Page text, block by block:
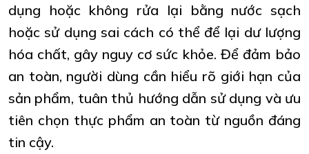
dụng hoặc không rửa lại bằng nước sạch
hoặc sử dụng sai cách có thể để lại dư lượng
hóa chất, gây nguy cơ sức khỏe. Để đảm bảo
an toàn, người dùng cần hiểu rõ giới hạn của
sản phẩm, tuân thủ hướng dẫn sử dụng và ưu
tiên chọn thực phẩm an toàn từ nguồn đáng
tin cậy.